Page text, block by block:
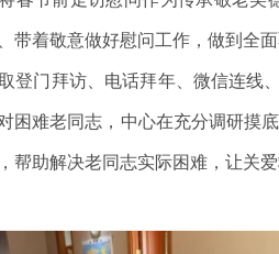
带着敬意做好慰问工作，做到全
登门拜访、电话拜年、微信连线
困难老同志，中心在充分调研摸
帮助解决老同志实际困难， 让关